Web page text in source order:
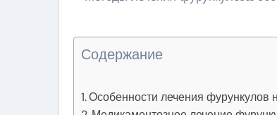
Содержание
Особенности лечения фурункулов